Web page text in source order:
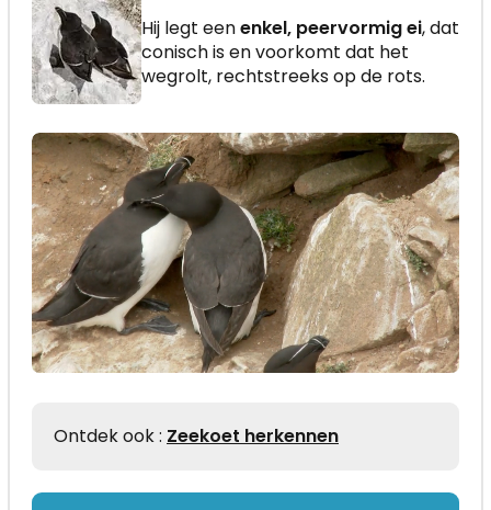
Hij legt eenenkel, peervormig ei, dat
conisch is en voorkomt dat het
wegrolt, rechtstreeks op de rots.
Ontdek ook : Zeekoet herkennen